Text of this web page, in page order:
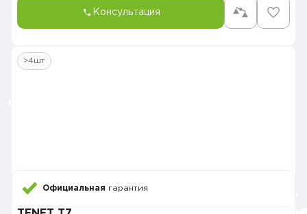
Консультация
>4шт
Официальная гарантия